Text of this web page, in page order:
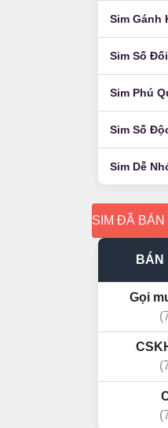
Sim Gánh
Sim Số Đối
Sim Phú
Sim Số
Sim Dễ
SIM ĐÃ BÁN
BÁN
Gọi